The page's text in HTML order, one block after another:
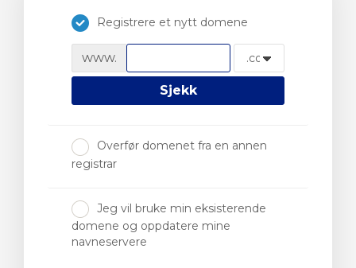
Registrere et nytt domene
www.
Sjekk
Overfør domenet fra en annen
registrar
Jeg vil bruke min eksisterende
domene og oppdatere mine
navneservere